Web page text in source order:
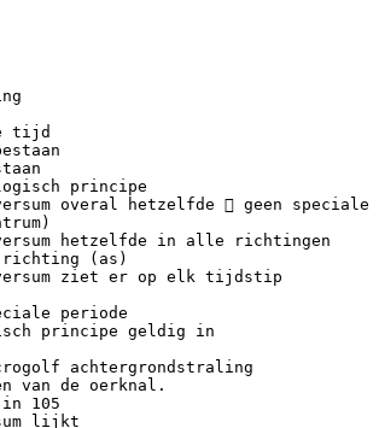
tijd
principe
overal hetzelfde  geen speciale
hetzelfde in alle richtingen
richting (as)
ziet er op elk tijdstip
periode
principe geldig in
achtergrondstraling
van de oerknal.
105
lijkt